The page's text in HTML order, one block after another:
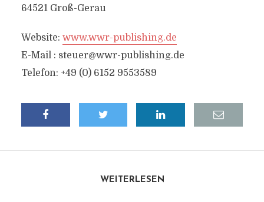
64521 Groß-Gerau
Website: www.wwr-publishing.de
E-Mail : steuer@wwr-publishing.de
Telefon: +49 (0) 6152 9553589
WEITERLESEN